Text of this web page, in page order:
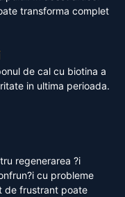
transforma complet
de cal cu biotina a
in ultima perioada.
regenerarea ?i
cu probleme
de frustrant poate